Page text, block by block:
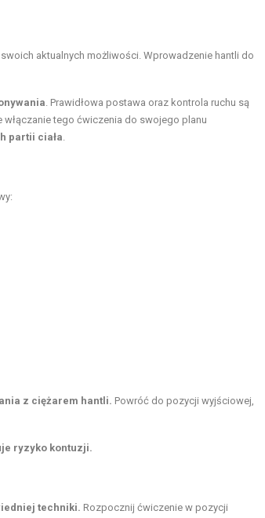
aktualnych możliwości. Wprowadzenie hantli do
. Prawidłowa postawa oraz kontrola ruchu są
tego ćwiczenia do swojego planu
partii ciała.
z ciężarem hantli. Powróć do pozycji wyjściowej,
ryzyko kontuzji.
techniki. Rozpocznij ćwiczenie w pozycji